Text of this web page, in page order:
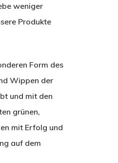
weniger
Produkte
Form des
Wippen der
und mit den
grünen,
mit Erfolg und
auf dem